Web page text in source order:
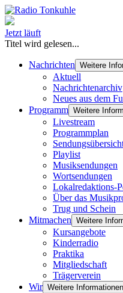
Jetzt läuft
Titel wird gelesen...
Nachrichten Weitere
Aktuell
Nachrichtenarchiv
Neues aus dem
Programm Weitere
Livestream
Programmplan
Playlist
Musiksendungen
Wortsendungen
Lokalredaktions-
Über das
Trug und Schein
Mitmachen Weitere
Kursangebote
Kinderradio
Praktika
Mitgliedschaft
Trägerverein
Wir Weitere